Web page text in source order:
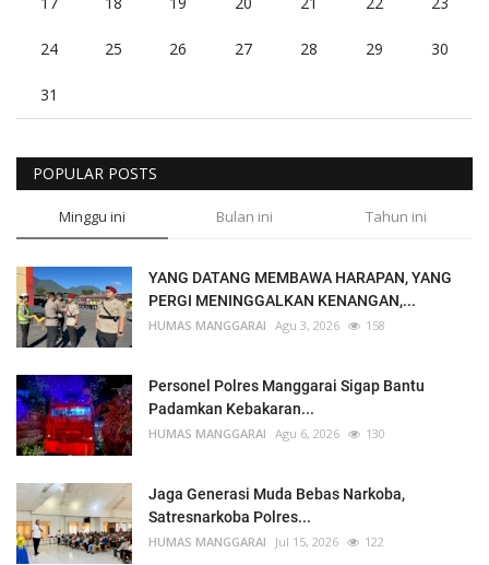
24 25 26 27 28 29 30
31
POPULAR POSTS
Minggu ini Bulan ini Tahun ini
YANG DATANG MEMBAWA HARAPAN, YANG
PERGI MENINGGALKAN KENANGAN,...
HUMAS MANGGARAI Agu 3, 2026 158
Personel Polres Manggarai Sigap Bantu
Padamkan Kebakaran...
HUMAS MANGGARAI Agu 6, 2026 130
Jaga Generasi Muda Bebas Narkoba,
Satresnarkoba Polres...
HUMAS MANGGARAI Jul 15, 2026 122